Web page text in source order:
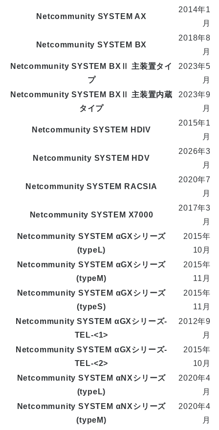
Netcommunity SYSTEM AX
2014年1
月
Netcommunity SYSTEM BX
2018年8
月
Netcommunity SYSTEM BXⅡ 主装置タイ
プ
2023年5
月
Netcommunity SYSTEM BXⅡ 主装置内蔵
タイプ
2023年9
月
Netcommunity SYSTEM HDIV
2015年1
月
Netcommunity SYSTEM HDV
2026年3
月
Netcommunity SYSTEM RACSIA
2020年7
月
Netcommunity SYSTEM X7000
2017年3
月
Netcommunity SYSTEM αGXシリーズ
(typeL)
2015年
10月
Netcommunity SYSTEM αGXシリーズ
(typeM)
2015年
11月
Netcommunity SYSTEM αGXシリーズ
(typeS)
2015年
11月
Netcommunity SYSTEM αGXシリーズ-
TEL-<1>
2012年9
月
Netcommunity SYSTEM αGXシリーズ-
TEL-<2>
2015年
10月
Netcommunity SYSTEM αNXシリーズ
(typeL)
2020年4
月
Netcommunity SYSTEM αNXシリーズ
(typeM)
2020年4
月